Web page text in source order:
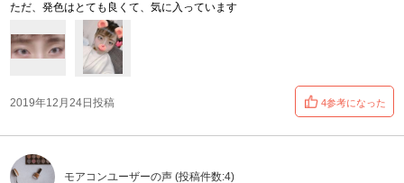
ただ、発色はとても良くて、気に入っています
2019年12月24日投稿 4参考になった
モアコンユーザーの声 (投稿件数:4)